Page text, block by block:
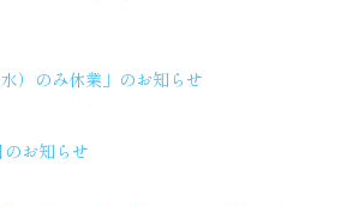
）のみ休業」のお知らせ
のお知らせ